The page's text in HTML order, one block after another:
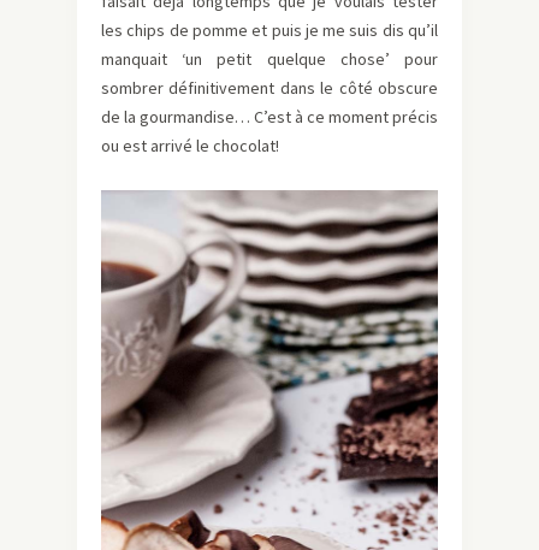
les chips de pomme et puis je me suis dis qu’il
manquait ‘un petit quelque chose’ pour
sombrer définitivement dans le côté obscure
de la gourmandise… C’est à ce moment précis
ou est arrivé le chocolat!